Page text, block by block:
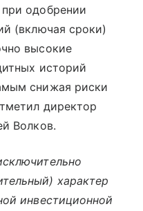
одобрении
(включая сроки)
высокие
историй
снижая риски
директор
Волков.
характер
инвестиционной